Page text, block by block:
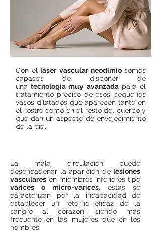
Con el láser vascular neodimiosomos
capaces
de disponer de
unatecnología muy avanzadapara el
tratamiento preciso de esos pequeños
vasos dilatados que aparecen tanto en
el rostro como en el resto del cuerpo y
que dan un aspecto de envejecimiento
de la piel.
La mala circulación puede
desencadenar la aparición de lesiones
vasculares en miembros inferiores tipo
varices o micro-varices, éstas se
caracterizan por la incapacidad de
establecer un retorno eficaz de la
sangre al corazón; siendo más
frecuente en las mujeres que en los
hombres.